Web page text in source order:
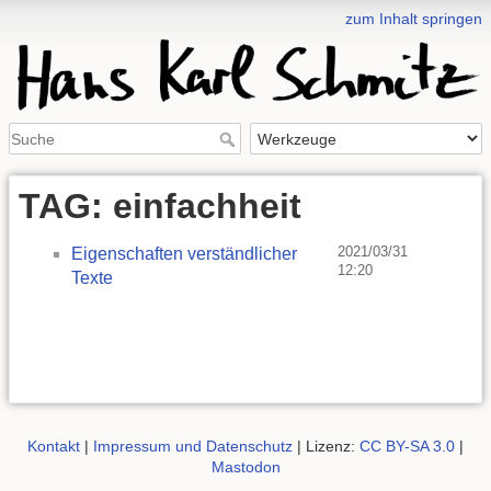
zum Inhalt springen
TAG: einfachheit
Eigenschaften verständlicher
Texte
2021/03/31
12:20
Kontakt | Impressum und Datenschutz | Lizenz: CC BY-SA 3.0 |
Mastodon